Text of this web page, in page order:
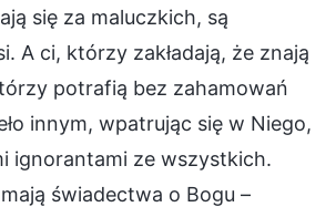
się za maluczkich, są
A ci, którzy zakładają, że znają
potrafią bez zahamowań
innym, wpatrując się w Niego,
ignorantami ze wszystkich.
świadectwa o Bogu –